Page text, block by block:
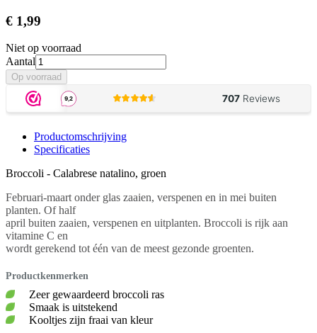
€ 1,99
Niet op voorraad
Aantal
Op voorraad
Productomschrijving
Specificaties
Broccoli - Calabrese natalino, groen
Februari-maart onder glas zaaien, verspenen en in mei buiten
planten. Of half
april buiten zaaien, verspenen en uitplanten. Broccoli is rijk aan
vitamine C en
wordt gerekend tot één van de meest gezonde groenten.
Productkenmerken
Zeer gewaardeerd broccoli ras
Smaak is uitstekend
Kooltjes zijn fraai van kleur